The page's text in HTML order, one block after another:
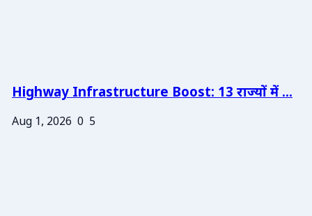
Highway Infrastructure Boost: 13 राज्यों में ...
Aug 1, 2026 0 5